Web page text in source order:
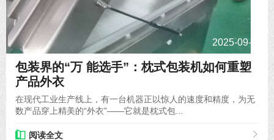
2025-09-11
包装界的“万 能选手”：枕式包装机如何重塑
产品外衣
在现代工业生产线上，有一台机器正以惊人的速度和精度，为无
数产品穿上精美的“外衣”——它就是枕式包...
阅读全文